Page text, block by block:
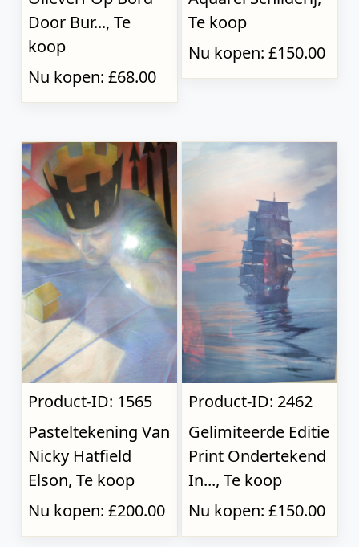
Door Bur..., Te
koop
Nu kopen: £68.00
Te koop
Nu kopen: £150.00
Product-ID: 1565
Pasteltekening Van
Nicky Hatfield
Elson, Te koop
Nu kopen: £200.00
Product-ID: 2462
Gelimiteerde Editie
Print Ondertekend
In..., Te koop
Nu kopen: £150.00